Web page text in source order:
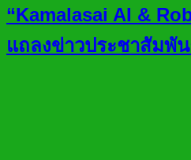
“Kamalasai AI &
แถลงข่าวประชาสัมพั